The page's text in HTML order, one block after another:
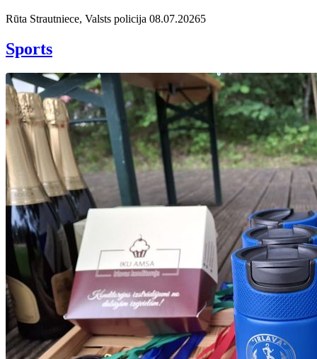
Rūta Strautniece, Valsts policija 08.07.20265
Sports